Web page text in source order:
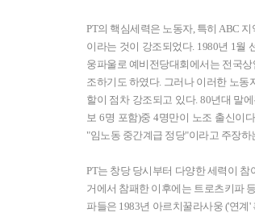
PT의 핵심세력은 노동자, 특히 ABC
이라는 것이 강조되었다. 1980년 1월
웅파울로 예비전당대회에서는 전국
조하기도 하였다. 그러나 이러한 노
할이 점차 강조되고 있다. 80년대 말
보 6명 포함)중 4명만이 노조 출신이
"임노동 중간계급 정당"이라고 주장하
PT는 창당 당시부터 다양한 세력이 참
거에서 참패한 이후에는 트로츠키파
파들은 1983년 아르치꿀라사웅 ('연계'